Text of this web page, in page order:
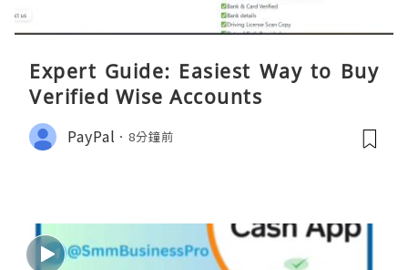
Expert Guide: Easiest Way to Buy
Verified Wise Accounts
PayPal 8分鐘前